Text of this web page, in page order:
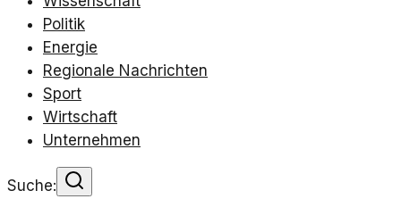
Politik
Energie
Regionale Nachrichten
Sport
Wirtschaft
Unternehmen
Suche: